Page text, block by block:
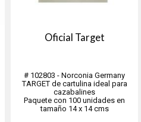
Oficial Target
# 102803 - Norconia Germany
TARGET de cartulina ideal para
cazabalines
Paquete con 100 unidades en
tamaño 14 x 14 cms